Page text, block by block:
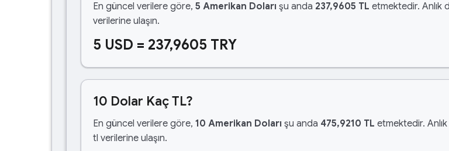
En güncel verilere göre, 5 Amerikan Doları şu anda 237,9605 TL etmektedir. Anlık
verilerine ulaşın.
5 USD = 237,9605 TRY
10 Dolar Kaç TL?
En güncel verilere göre, 10 Amerikan Doları şu anda 475,9210 TL etmektedir.
tl verilerine ulaşın.